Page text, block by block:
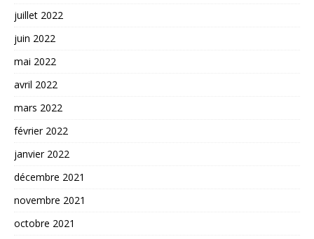
juillet 2022
juin 2022
mai 2022
avril 2022
mars 2022
février 2022
janvier 2022
décembre 2021
novembre 2021
octobre 2021